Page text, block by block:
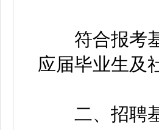
符合报考基
应届毕业生及
二、招聘